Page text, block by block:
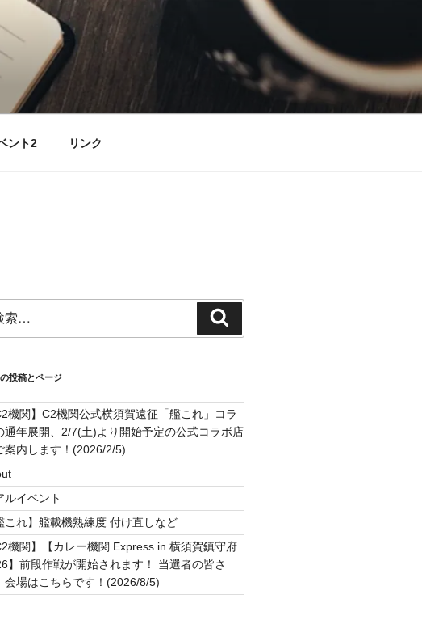
ント2 リンク
索
投稿とページ
機関】C2機関公式横須賀遠征「艦これ」コラ
通年展開、2/7(土)より開始予定の公式コラボ店
案内します！(2026/2/5)
ルイベント
これ】艦載機熟練度 付け直しなど
機関】【カレー機関 Express in 横須賀鎮守府
】前段作戦が開始されます！ 当選者の皆さ
会場はこちらです！(2026/8/5)